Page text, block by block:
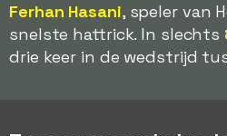
Ferhan Hasani, speler van
snelste hattrick. In slechts
drie keer in de wedstrijd